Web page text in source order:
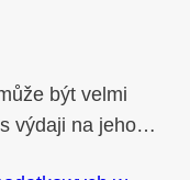
být velmi
výdaji na jeho…